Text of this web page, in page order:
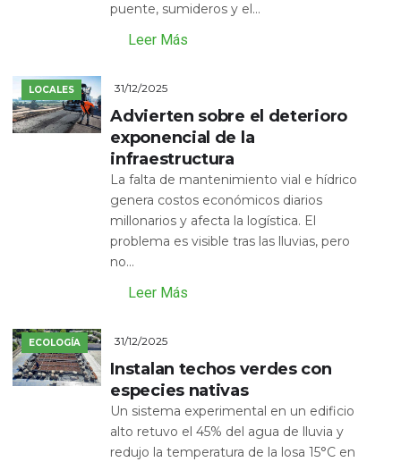
puente, sumideros y el...
Leer Más
LOCALES 31/12/2025
Advierten sobre el deterioro
exponencial de la
infraestructura
La falta de mantenimiento vial e hídrico
genera costos económicos diarios
millonarios y afecta la logística. El
problema es visible tras las lluvias, pero
no...
Leer Más
ECOLOGÍA 31/12/2025
Instalan techos verdes con
especies nativas
Un sistema experimental en un edificio
alto retuvo el 45% del agua de lluvia y
redujo la temperatura de la losa 15°C en